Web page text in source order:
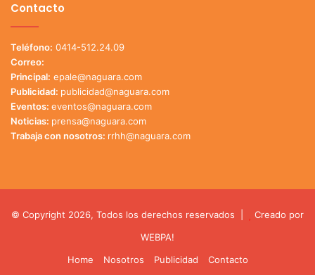
Contacto
Teléfono: 0414-512.24.09
Correo:
Principal: epale@naguara.com
Publicidad: publicidad@naguara.com
Eventos: eventos@naguara.com
Noticias: prensa@naguara.com
Trabaja con nosotros: rrhh@naguara.com
© Copyright 2026, Todos los derechos reservados |
Creado por
WEBPA!
Home
Nosotros Publicidad Contacto